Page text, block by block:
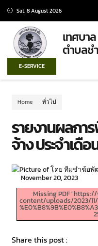
Sat, 8 August 2026
เทศบาล
ตำบลช
E-SERVICE
Home ทั่วไป
รายงานผลกา
จ้าง ประจำเดื
November 20, 2023
Missing PDF
content/uploads/2023/11/
Share this post :